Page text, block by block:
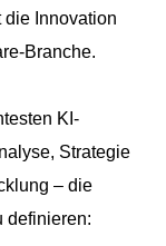
die Innovation
Branche.
KI-
Strategie
– die
definieren: